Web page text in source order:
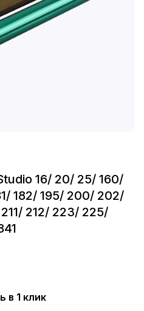
16/ 20/ 25/ 160/
182/ 195/ 200/ 202/
212/ 223/ 225/
в 1 клик